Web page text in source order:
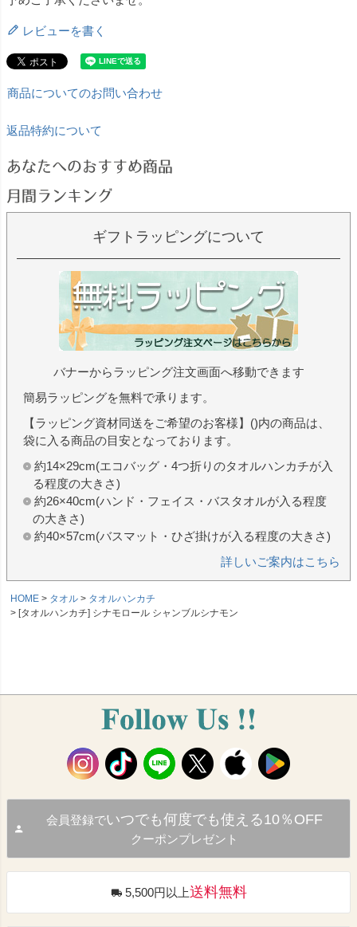
レビューを書く
商品についてのお問い合わせ
返品特約について
あなたへのおすすめ商品
月間ランキング
ギフトラッピングについて
バナーからラッピング注文画面へ移動できます
簡易ラッピングを無料で承ります。
【ラッピング資材同送をご希望のお客様】()内の商品は、
袋に入る商品の目安となっております。
約14×29cm(エコバッグ・4つ折りのタオルハンカチが入
る程度の大きさ)
約26×40cm(ハンド・フェイス・バスタオルが入る程度
の大きさ)
約40×57cm(バスマット・ひざ掛けが入る程度の大きさ)
詳しいご案内はこちら
HOME タオル
タオルハンカチ
[タオルハンカチ] シナモロール シャンブルシナモン
会員登録でいつでも何度でも使える10％OFF
クーポンプレゼント
5,500円以上送料無料